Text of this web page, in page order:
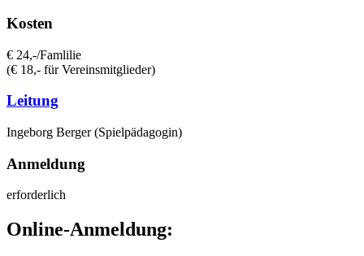
Kosten
€ 24,-/Famlilie
(€ 18,- für Vereinsmitglieder)
Leitung
Ingeborg Berger (Spielpädagogin)
Anmeldung
erforderlich
Online-Anmeldung: